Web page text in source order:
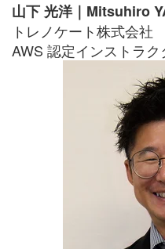
山下 光洋｜Mitsuhiro
トレノケート株式会社
AWS 認定インストラク